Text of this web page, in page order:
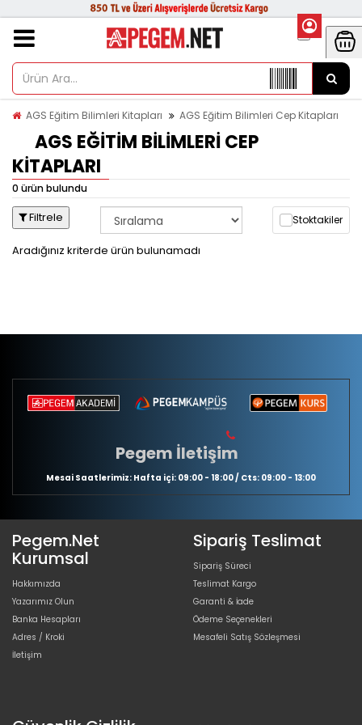
AGS Eğitim Bilimleri Kitapları AGS Eğitim Bilimleri Cep Kitapları
AGS EĞITIM BILIMLERI CEP
KITAPLARI
0 ürün bulundu
Filtrele Stoktakiler
Aradığınız kriterde ürün bulunamadı
Pegem İletişim
Mesai Saatlerimiz: Hafta içi: 09:00 - 18:00 / Cts: 09:00 - 13:00
Pegem.Net
Kurumsal
Hakkımızda
Yazarımız Olun
Banka Hesapları
Adres / Kroki
İletişim
Sipariş Teslimat
Sipariş Süreci
Teslimat Kargo
Garanti & İade
Ödeme Seçenekleri
Mesafeli Satış Sözleşmesi